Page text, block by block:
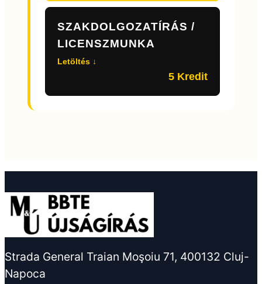
SZAKDOLGOZATÍRÁS /
LICENSZMUNKA
Letöltés ↓
5 Kredit
Strada General Traian Moşoiu 71, 400132 Cluj-
Napoca